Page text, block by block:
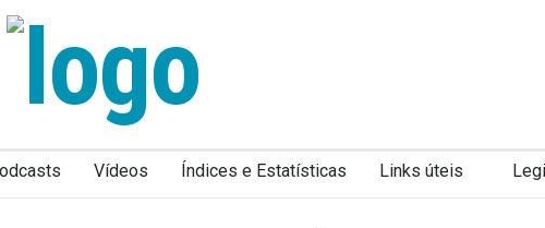
Vídeos Índices e Estatísticas Links úteis